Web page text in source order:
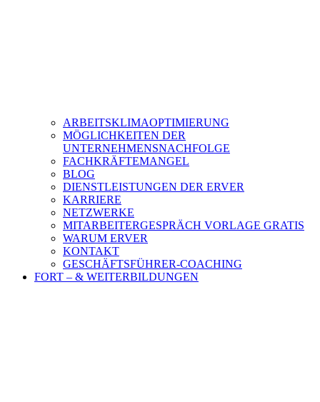
ARBEITSKLIMAOPTIMIERUNG
MÖGLICHKEITEN DER
UNTERNEHMENSNACHFOLGE
FACHKRÄFTEMANGEL
BLOG
DIENSTLEISTUNGEN DER ERVER
KARRIERE
NETZWERKE
MITARBEITERGESPRÄCH VORLAGE GRATIS
WARUM ERVER
KONTAKT
GESCHÄFTSFÜHRER-COACHING
FORT – & WEITERBILDUNGEN